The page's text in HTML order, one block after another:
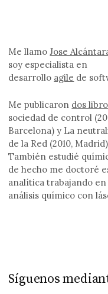
Me llamoJose
soy especialista en
desarrollo agile de
Me publicaron dos
sociedad de control
Barcelona) y La
de la Red (2010,
También estudié
de hecho me doctoré
analítica trabajando
análisis químico con
Síguenos